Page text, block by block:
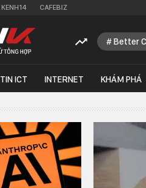
KENH14 CAFEBIZ
Better
TIN ICT INTERNET KHÁM PHÁ